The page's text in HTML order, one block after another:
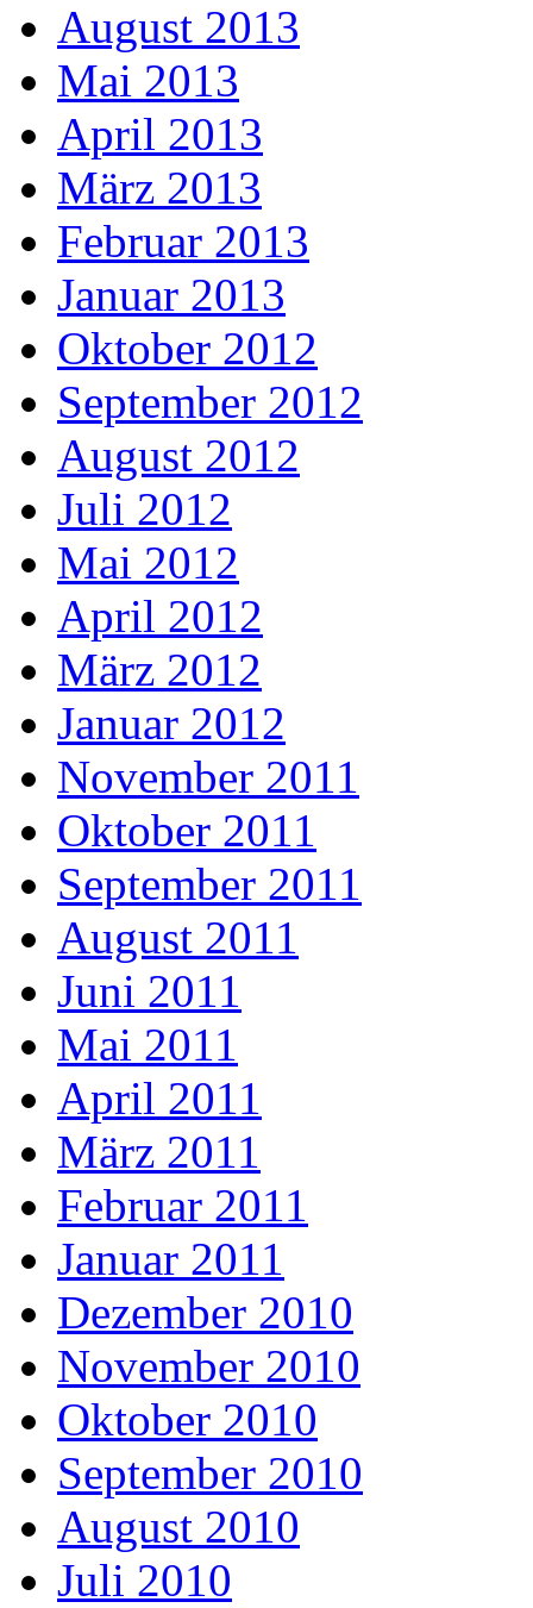
August 2013
Mai 2013
April 2013
März 2013
Februar 2013
Januar 2013
Oktober 2012
September 2012
August 2012
Juli 2012
Mai 2012
April 2012
März 2012
Januar 2012
November 2011
Oktober 2011
September 2011
August 2011
Juni 2011
Mai 2011
April 2011
März 2011
Februar 2011
Januar 2011
Dezember 2010
November 2010
Oktober 2010
September 2010
August 2010
Juli 2010